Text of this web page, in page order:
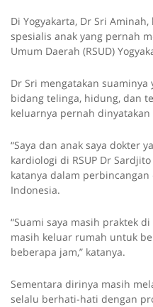
Di Yogyakarta, Dr Sri
spesialis anak yang pernah
Umum Daerah (RSUD)
Dr Sri mengatakan
bidang telinga, hidung, dan
keluarnya pernah dinyatakan
“Saya dan anak saya dokter
kardiologi di RSUP Dr
katanya dalam perbincangan
Indonesia.
“Suami saya masih praktek
masih keluar rumah untuk
beberapa jam,” katanya.
Sementara dirinya masih
selalu berhati-hati dengan